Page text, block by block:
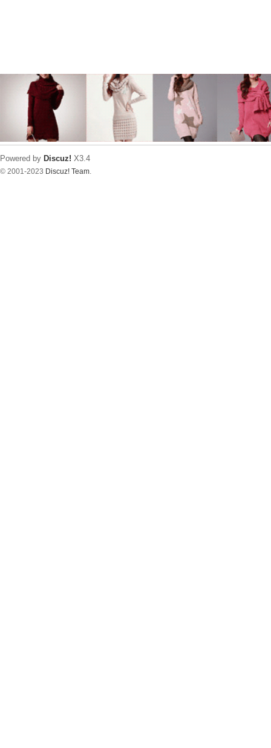
Powered by Discuz! X3.4
© 2001-2023 Discuz! Team.